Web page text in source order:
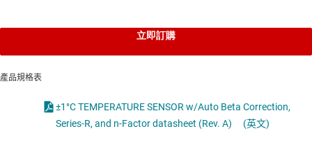
立即訂購
產品規格表
±1°C TEMPERATURE SENSOR w/Auto Beta Correction,
Series-R, and n-Factor datasheet (Rev. A)
(英文)